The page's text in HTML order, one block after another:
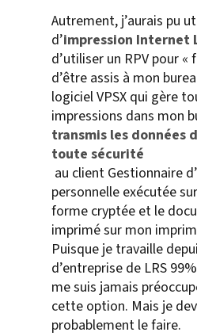
Autrement, j’aurais pu
d’impression Internet
d’utiliser un RPV pour «
d’être assis à mon
logiciel VPSX qui gère
impressions dans mon
transmis les données
toute sécurité
au client Gestionnaire
personnelle exécutée
forme cryptée et le
imprimé sur mon
Puisque je travaille
d’entreprise de LRS
me suis jamais
cette option. Mais je
probablement le faire.